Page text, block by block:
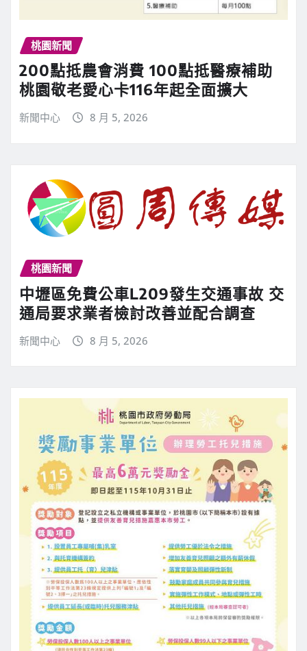
桃園新聞
200點抵農會消費 100點抵醫療補助
桃園敬老愛心卡116年起全面擴大
新聞中心 8 月 5, 2026
桃園新聞
中壢區免費公車L209發生交通事故 交
通局要求業者檢討改善並配合調查
新聞中心 8 月 5, 2026